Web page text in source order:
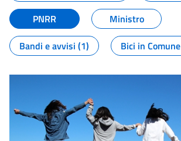
PNRR
Ministro
Bandi e avvisi (1)
Bici in Comune